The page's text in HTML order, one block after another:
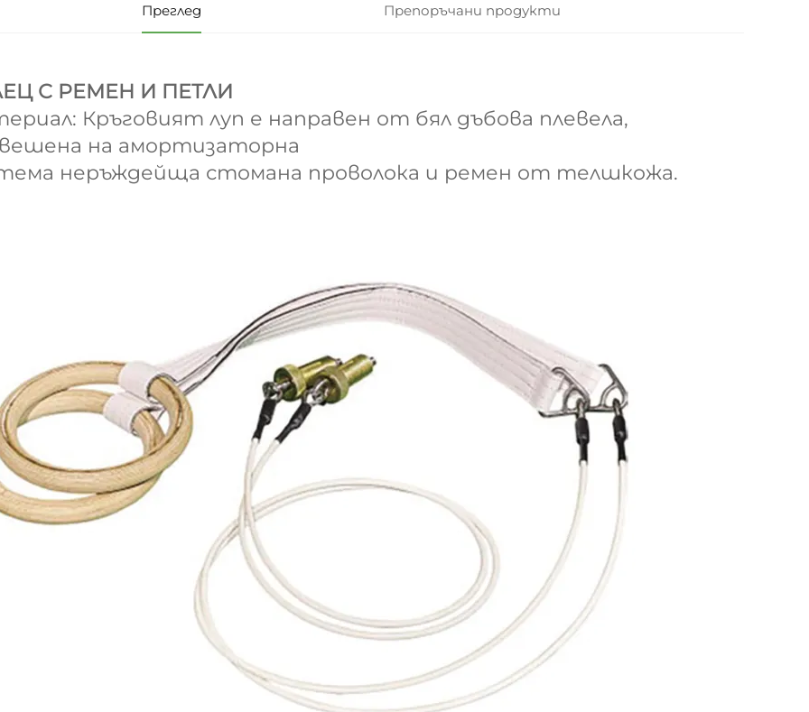
Преглед Препоръчани продукти
С РЕМЕН И ПЕТЛИ
Кръговият луп е направен от бял дъбова плевела,
на амортизаторна
неръждейща стомана проволока и ремен от телшкожа.